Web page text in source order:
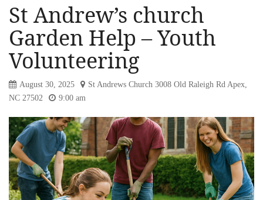
St Andrew’s church
Garden Help – Youth
Volunteering
August 30, 2025
St Andrews Church 3008 Old Raleigh Rd Apex,
NC 27502
9:00 am